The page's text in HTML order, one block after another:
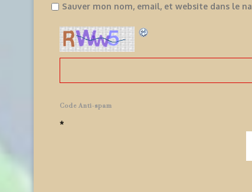
Sauver mon nom, email, et website dans le
Code Anti-spam
*